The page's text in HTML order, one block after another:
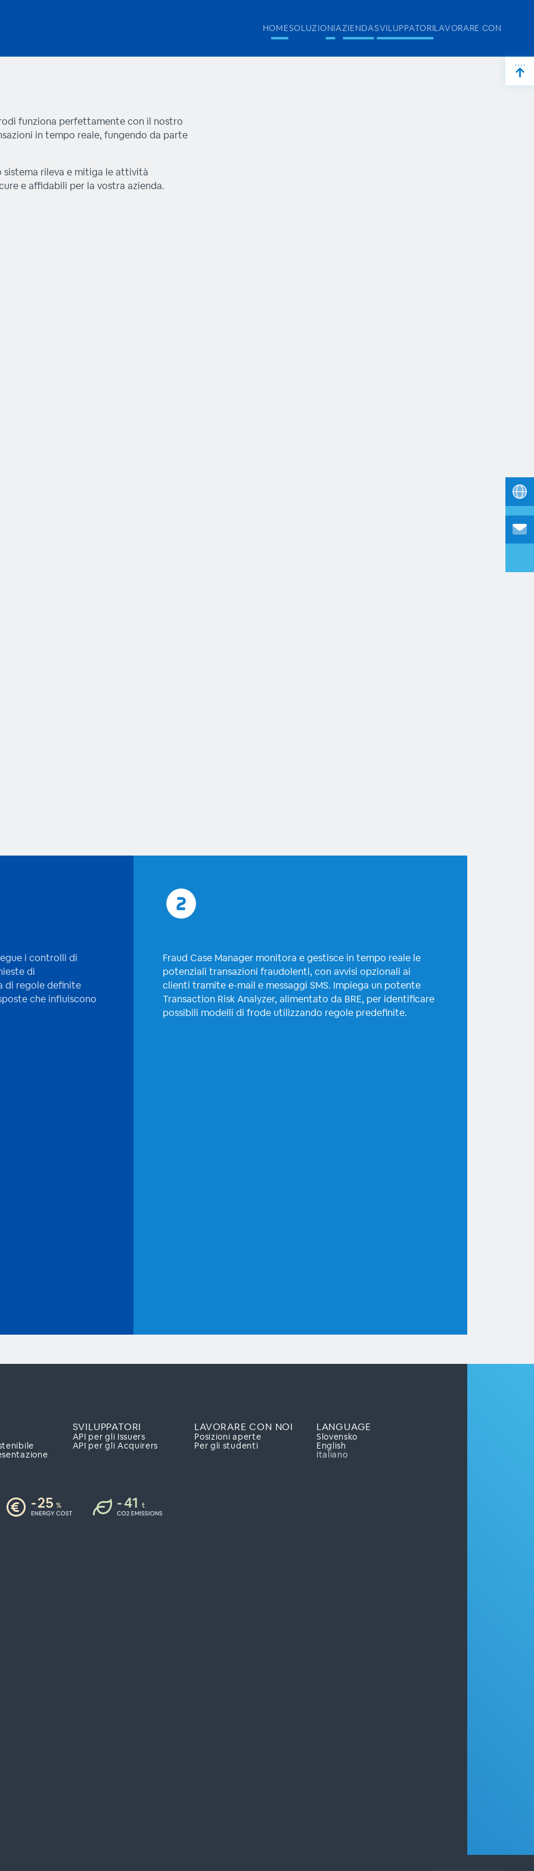
HOMESOLUZIONIAZIENDASVILUPPATORILAVORARE CON NOI
funziona perfettamente con il nostro
in tempo reale, fungendo da parte
rileva e mitiga le attività
e affidabili per la vostra azienda.
i controlli di
di
di regole definite
che influiscono
Fraud Case Manager monitora e gestisce in tempo reale le
potenziali transazioni fraudolenti, con avvisi opzionali ai
clienti tramite e-mail e messaggi SMS. Impiega un potente
Transaction Risk Analyzer, alimentato da BRE, per identificare
possibili modelli di frode utilizzando regole predefinite.
SVILUPPATORI
API per gli Issuers
API per gli Acquirers
LAVORARE CON NOI
Posizioni aperte
Per gli studenti
LANGUAGE
Slovensko
English
Italiano